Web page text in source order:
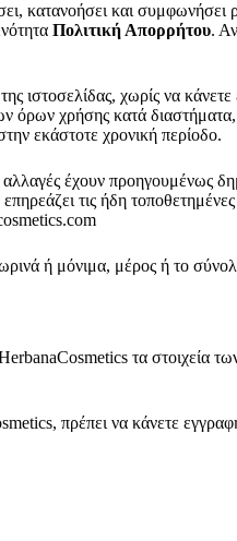
κατανοήσει και συμφωνήσει
Πολιτική Απορρήτου.
ιστοσελίδας, χωρίς να
χρήσης κατά
εκάστοτε χρονική περίοδο.
αλλαγές έχουν
τις ήδη
ή μόνιμα, μέρος ή το
τα
πρέπει να κάνετε